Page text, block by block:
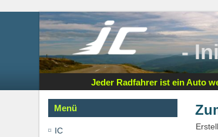
-
Jeder Radfahrer ist ein Auto
Menü
IC